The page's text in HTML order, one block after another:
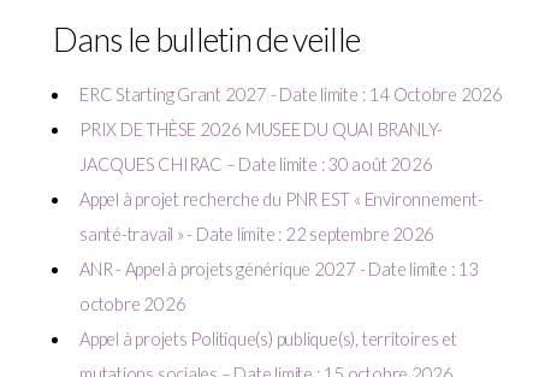
Dans le bulletin de veille
ERC Starting Grant 2027 - Date limite : 14 Octobre 2026
PRIX DE THÈSE 2026 MUSEE DU QUAI BRANLY-
JACQUES CHIRAC – Date limite : 30 août 2026
Appel à projet recherche du PNR EST « Environnement-
santé-travail » - Date limite : 22 septembre 2026
ANR - Appel à projets générique 2027 - Date limite : 13
octobre 2026
Appel à projets Politique(s) publique(s), territoires et